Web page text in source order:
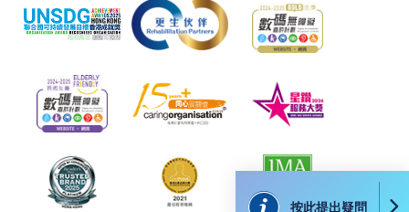
課程/科目報名注意事項:
選用網上報名服務必須在已接駁互聯網及支援
JavaScript程式瀏覽器的電腦上進行。建議選用
Google Chrome瀏覽器。
申請人不應閒置申請超過10分鐘。否則，申請人
必須重新開始整個申請程序。
網上報名只支援「提早報讀優惠」。如需享用其他
報讀優惠，請親臨學院的報名中心報名。按此提出疑問 折